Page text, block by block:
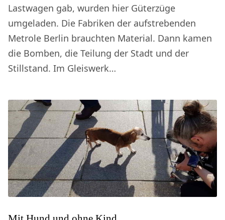
Lastwagen gab, wurden hier Güterzüge
umgeladen. Die Fabriken der aufstrebenden
Metrole Berlin brauchten Material. Dann kamen
die Bomben, die Teilung der Stadt und der
Stillstand. Im Gleiswerk…